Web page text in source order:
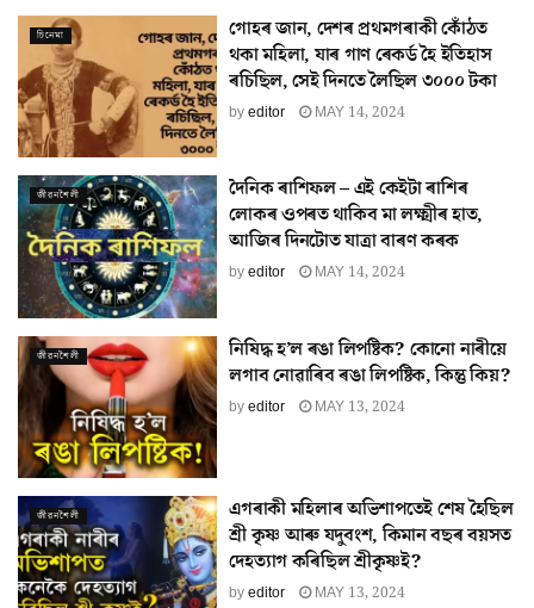
চিনেমা
গোহৰ জান, দেশৰ প্ৰথমগৰাকী কোঁঠত
থকা মহিলা, যাৰ গাণ ৰেকৰ্ড হৈ ইতিহাস
ৰচিছিল, সেই দিনতে লৈছিল ৩০০০ টকা
byeditor MAY 14, 2024
জীৱনশৈলী
দৈনিক ৰাশিফল – এই কেইটা ৰাশিৰ
লোকৰ ওপৰত থাকিব মা লক্ষ্মীৰ হাত,
আজিৰ দিনটোত যাত্ৰা বাৰণ কৰক
byeditor MAY 14, 2024
জীৱনশৈলী
নিষিদ্ধ হ’ল ৰঙা লিপষ্টিক? কোনো নাৰীয়ে
লগাব নোৱাৰিব ৰঙা লিপষ্টিক, কিন্তু কিয়?
byeditor MAY 13, 2024
জীৱনশৈলী
এগৰাকী মহিলাৰ অভিশাপতেই শেষ হৈছিল
শ্ৰী কৃষ্ণ আৰু যদুবংশ, কিমান বছৰ বয়সত
দেহত্যাগ কৰিছিল শ্ৰীকৃষ্ণই?
byeditor MAY 13, 2024